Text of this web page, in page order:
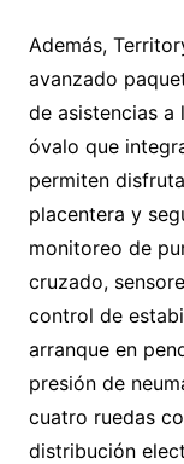
Además,
avanzado
de asistencias a
óvalo que
permiten
placentera y
monitoreo de
cruzado,
control de
arranque en
presión de
cuatro ruedas
distribución